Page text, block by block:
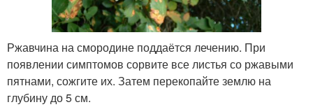
Ржавчина на смородине поддаётся лечению. При
появлении симптомов сорвите все листья со ржавыми
пятнами, сожгите их. Затем перекопайте землю на
глубину до 5 см.